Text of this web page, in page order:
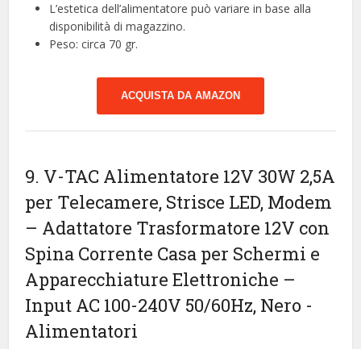
L’estetica dell’alimentatore può variare in base alla
disponibilità di magazzino.
Peso: circa 70 gr.
ACQUISTA DA AMAZON
9. V-TAC Alimentatore 12V 30W 2,5A
per Telecamere, Strisce LED, Modem
– Adattatore Trasformatore 12V con
Spina Corrente Casa per Schermi e
Apparecchiature Elettroniche –
Input AC 100-240V 50/60Hz, Nero -
Alimentatori